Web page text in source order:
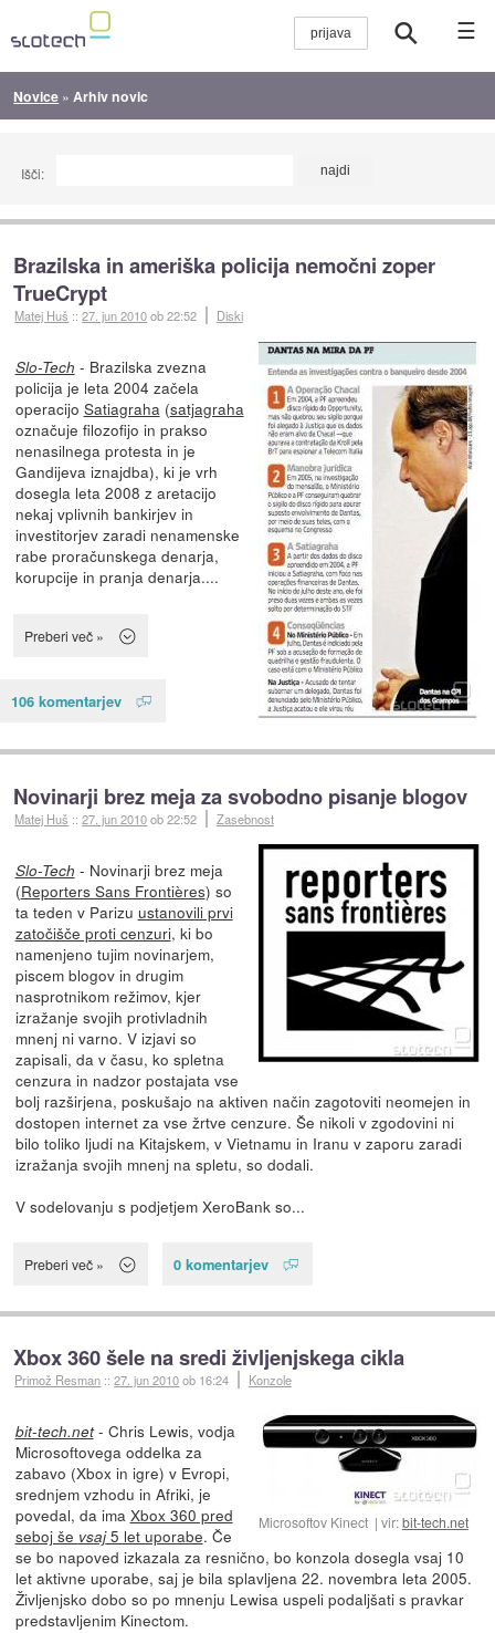
☰
Novice » Arhiv novic
Išči:
Brazilska in ameriška policija nemočni zoper
TrueCrypt
Matej Huš ::27. jun 2010ob 22:52 Diski
Slo-Tech - Brazilska zvezna
policija je leta 2004 začela
operacijo Satiagraha(satjagraha
označuje filozofijo in prakso
nenasilnega protesta in je
Gandijeva iznajdba), ki je vrh
dosegla leta 2008 z aretacijo
nekaj vplivnih bankirjev in
investitorjev zaradi nenamenske
rabe proračunskega denarja,
korupcije in pranja denarja....
Preberi več »
106 komentarjev
Novinarji brez meja za svobodno pisanje blogov
Matej Huš ::27. jun 2010ob 22:52 Zasebnost
Slo-Tech - Novinarji brez meja
(Reporters Sans Frontières) so
ta teden v Parizu ustanovili prvi
zatočišče proti cenzuri, ki bo
namenjeno tujim novinarjem,
piscem blogov in drugim
nasprotnikom režimov, kjer
izražanje svojih protivladnih
mnenj ni varno. V izjavi so
zapisali, da v času, ko spletna
cenzura in nadzor postajata vse
bolj razširjena, poskušajo na aktiven način zagotoviti neomejen in
dostopen internet za vse žrtve cenzure. Še nikoli v zgodovini ni
bilo toliko ljudi na Kitajskem, v Vietnamu in Iranu v zaporu zaradi
izražanja svojih mnenj na spletu, so dodali.
V sodelovanju s podjetjem XeroBank so...
Preberi več » 0 komentarjev
Xbox 360 šele na sredi življenjskega cikla
Primož Resman ::27. jun 2010ob 16:24 Konzole
Microsoftov Kinect vir:bit-tech.net
bit-tech.net- Chris Lewis, vodja
Microsoftovega oddelka za
zabavo (Xbox in igre) v Evropi,
srednjem vzhodu in Afriki, je
povedal, da ima Xbox 360 pred
seboj še vsaj5 let uporabe. Če
se bo napoved izkazala za resnično, bo konzola dosegla vsaj 10
let aktivne uporabe, saj je bila splavljena 22. novembra leta 2005.
Življenjsko dobo so po mnenju Lewisa uspeli podaljšati s pravkar
predstavljenim Kinectom.